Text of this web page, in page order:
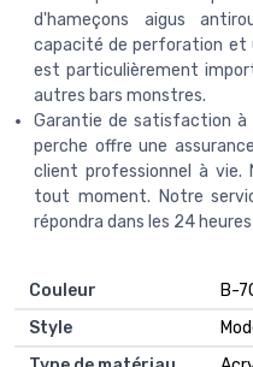
d'hameçons aigus
capacité de perforation et
est particulièrement
autres bars monstres.
Garantie de satisfaction à
perche offre une
client professionnel à
tout moment. Notre
répondra dans les 24 heures
Couleur
‎B-
Style